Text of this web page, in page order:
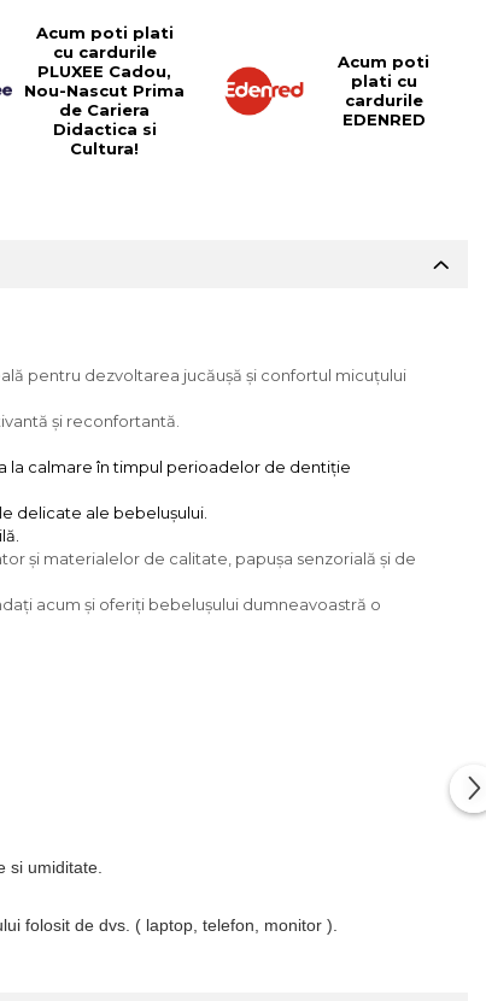
Acum poti plati
cu cardurile
PLUXEE Cadou,
Nou-Nascut Prima
de Cariera
Didactica si
Cultura!
Acum poti
plati cu
cardurile
EDENRED
pentru dezvoltarea jucăușă și confortul micuțului
și reconfortantă.
la calmare în timpul perioadelor de dentiție
delicate ale bebelușului.
și materialelor de calitate, papușa senzorială și de
acum și oferiți bebelușului dumneavoastră o
si umiditate.
folosit de dvs. ( laptop, telefon, monitor ).